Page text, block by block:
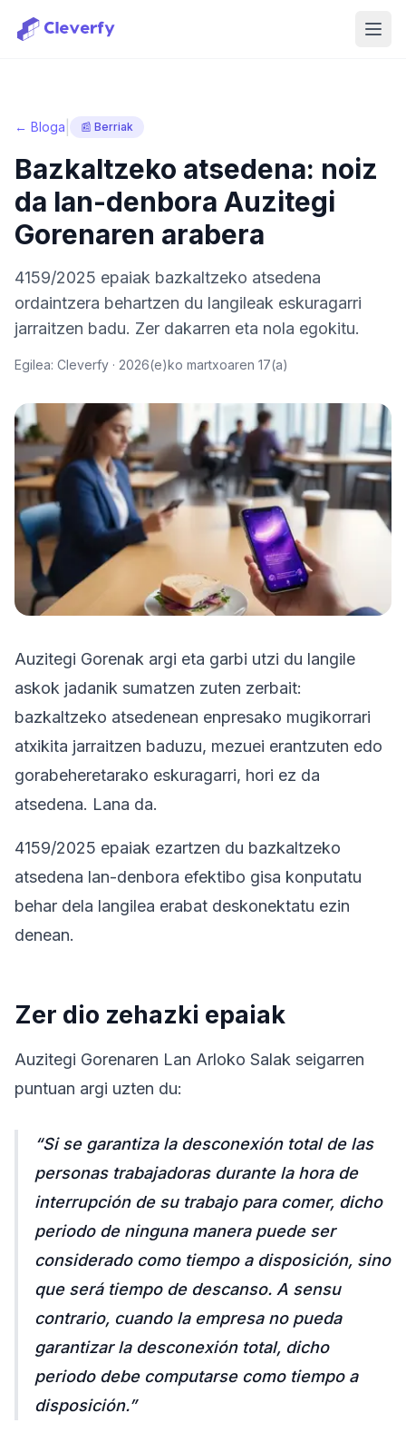
Saioa hasi
Probatu doan
← Bloga 📰 Berriak
Bazkaltzeko atsedena: noiz
da lan-denbora Auzitegi
Gorenaren arabera
4159/2025 epaiak bazkaltzeko atsedena
ordaintzera behartzen du langileak eskuragarri
jarraitzen badu. Zer dakarren eta nola egokitu.
Egilea: Cleverfy · 2026(e)ko martxoaren 17(a)
Auzitegi Gorenak argi eta garbi utzi du langile
askok jadanik sumatzen zuten zerbait:
bazkaltzeko atsedenean enpresako mugikorrari
atxikita jarraitzen baduzu, mezuei erantzuten edo
gorabeheretarako eskuragarri, hori ez da
atsedena. Lana da.
4159/2025 epaiak ezartzen du bazkaltzeko
atsedena lan-denbora efektibo gisa konputatu
behar dela langilea erabat deskonektatu ezin
denean.
Zer dio zehazki epaiak
Auzitegi Gorenaren Lan Arloko Salak seigarren
puntuan argi uzten du:
“Si se garantiza la desconexión total de las
personas trabajadoras durante la hora de
interrupción de su trabajo para comer, dicho
periodo de ninguna manera puede ser
considerado como tiempo a disposición, sino
que será tiempo de descanso. A sensu
contrario, cuando la empresa no pueda
garantizar la desconexión total, dicho
periodo debe computarse como tiempo a
disposición.”